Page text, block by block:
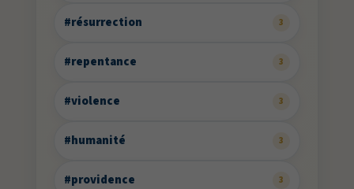
#résurrection 3
#repentance 3
#violence 3
#humanité 3
#providence 3